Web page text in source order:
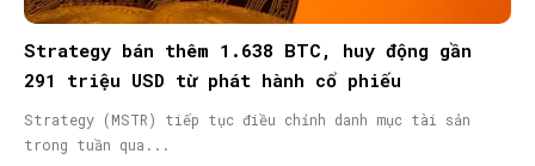
Strategy bán thêm 1.638 BTC, huy động gần
291 triệu USD từ phát hành cổ phiếu
Strategy (MSTR) tiếp tục điều chỉnh danh mục tài sản
trong tuần qua...